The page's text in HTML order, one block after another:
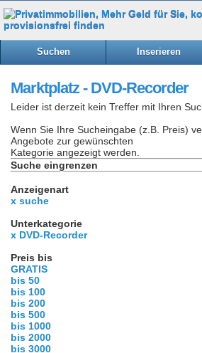
Suchen Inserieren
Marktplatz - DVD-Recorder
Leider ist derzeit kein Treffer mit Ihren
Wenn Sie Ihre Sucheingabe (z.B. Preis)
Angebote zur gewünschten
Kategorie angezeigt werden.
Suche eingrenzen
Anzeigenart
x suche
Unterkategorie
x DVD-Recorder
Preis bis
GRATIS
bis 50
bis 100
bis 200
bis 500
bis 1000
bis 2000
bis 3000